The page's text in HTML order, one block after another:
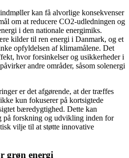
kan få alvorlige konsekvenser
om at reducere CO2-udledningen og
i den nationale energimiks.
kilder til ren energi i Danmark, og et
opfyldelsen af klimamålene. Det
hvor forsinkelser og usikkerheder i
andre områder, såsom solenergi
er det afgørende, at der træffes
kun fokuserer på kortsigtede
bæredygtighed. Dette kan
på forskning og udvikling inden for
vilje til at støtte innovative
grøn energi